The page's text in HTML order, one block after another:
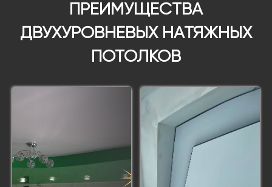
ПРЕИМУЩЕСТВА
ДВУХУРОВНЕВЫХ НАТЯЖНЫХ
ПОТОЛКОВ